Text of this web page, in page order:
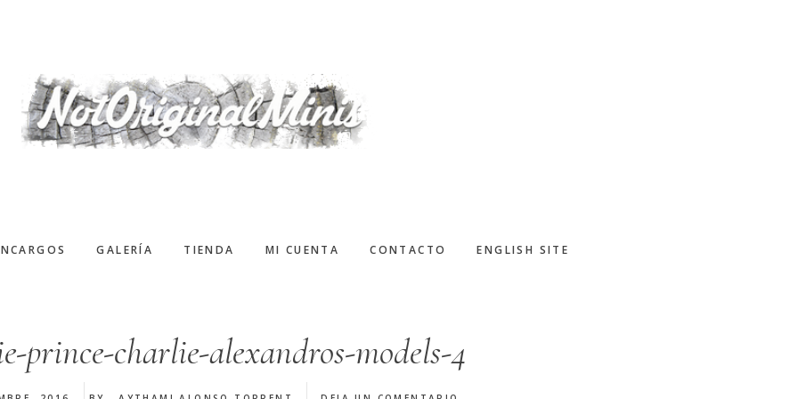
GALERÍA TIENDA MI CUENTA CONTACTO ENGLISH SITE
prince-charlie-alexandros-models-4